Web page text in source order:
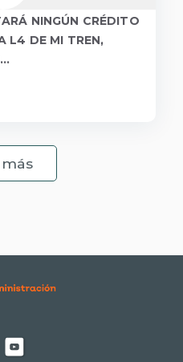
NINGÚN CRÉDITO
L4 DE MI TREN,
Youtube